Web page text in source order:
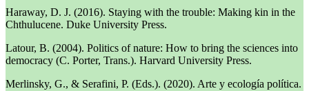
Haraway, D. J. (2016). Staying with the trouble: Making kin in the
Chthulucene. Duke University Press.
Latour, B. (2004). Politics of nature: How to bring the sciences into
democracy (C. Porter, Trans.). Harvard University Press.
Merlinsky, G., & Serafini, P. (Eds.). (2020). Arte y ecología política.